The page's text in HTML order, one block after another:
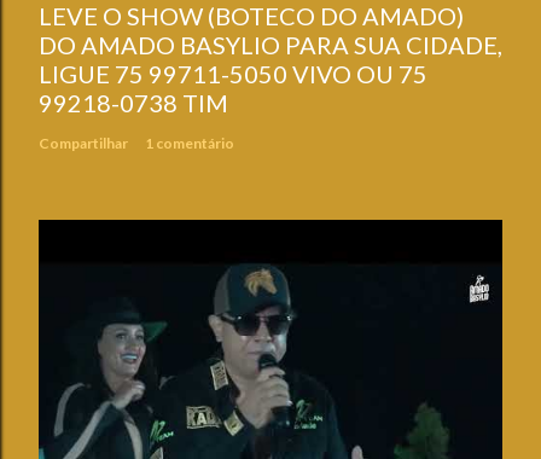
LEVE O SHOW (BOTECO DO AMADO)
DO AMADO BASYLIO PARA SUA CIDADE,
LIGUE 75 99711-5050 VIVO OU 75
99218-0738 TIM
Compartilhar 1 comentário